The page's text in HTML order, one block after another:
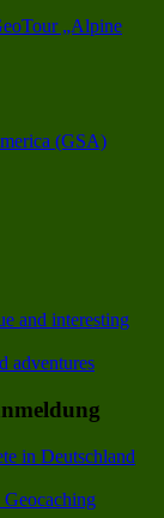
„Alpine
(GSA)
and interesting
adventures
in Deutschland